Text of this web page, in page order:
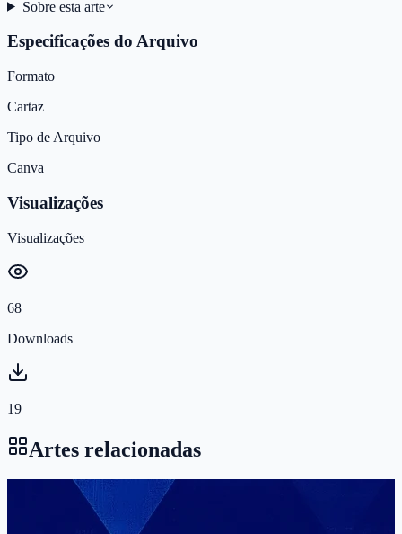
Sobre esta arte
Especificações do Arquivo
Formato
Cartaz
Tipo de Arquivo
Canva
Visualizações
Visualizações
68
Downloads
19
Artes relacionadas